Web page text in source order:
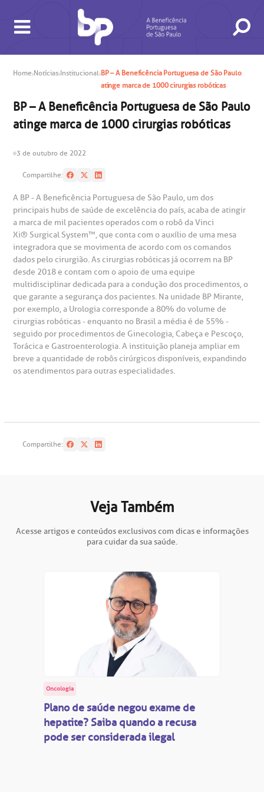
BUSCA
CONSULTAS E EXAMES
de consultas e exames
in antecipado
de exames
de Exames
ATENDIMENTO 24H
SAC
A BP conta com você para melhorar sempre a qualidade do
atendimento e dos serviços prestados.
A Ouvidoria e SAC são canais para você, cliente da BP, tirar
suas dúvidas, registrar suas reclamações ou fazer elogios
relacionados ao nosso atendimento e aos nossos serviços.
Horário de atendimento: 2ª a 6ª feira das 7h às 18h
(11)3505-1000
ouvidoria@bp.org.br
CONHEÇA AS UNIDADES
Saiba mais
Endereço:
Rua Maestro Cardim, 769
CEP: 01323-001 | Bela Vista
São Paulo - SP
BP Mirante
Saiba mais
R. Martiniano de Carvalho, 965
CEP: 01323-001 | Bela Vista
INSTITUCIONAL
e Pesquisa
do médico
de conduta
Financeiras
social da BP
corporativa
a BP
de Benchmarking
NOSSOS SERVIÇOS
Telemedicina BP
Teleinterconsulta
INFORMAÇÕES ÚTEIS
de atendimento
de Infarto SUS
de Visita
socorro
de cópia de prontuário médico
Cirurgia
de Sangue
ESPECIALIDADES
de Oncologia e Hematologia
de Excelência em Neurologia e
de Excelência em Ortopedia
especialidades
Home Notícias InstitucionalBP – A Beneficência Portuguesa de São Paulo
atinge marca de 1000 cirurgias robóticas​
BP – A Beneficência Portuguesa de São Paulo
atinge marca de 1000 cirurgias robóticas​
3 de outubro de 2022
Compartilhe:
A BP - A Beneficência Portuguesa de São Paulo, um dos
principais hubs de saúde de excelência do país, acaba de atingir
a marca de mil pacientes operados com o robô da Vinci
Xi®️ Surgical System™️, que conta com o auxílio de uma mesa
integradora que se movimenta de acordo com os comandos
dados pelo cirurgião. As cirurgias robóticas já ocorrem na BP
desde 2018 e contam com o apoio de uma equipe
multidisciplinar dedicada para a condução dos procedimentos, o
que garante a segurança dos pacientes. Na unidade BP Mirante,
por exemplo, a Urologia corresponde a 80% do volume de
cirurgias robóticas - enquanto no Brasil a média é de 55% -
seguido por procedimentos de Ginecologia, Cabeça e Pescoço,
Torácica e Gastroenterologia. A instituição planeja ampliar em
breve a quantidade de robôs cirúrgicos disponíveis, expandindo
os atendimentos para outras especialidades.
Compartilhe:
Veja Também
Acesse artigos e conteúdos exclusivos com dicas e informações
para cuidar da sua saúde.
Oncologia
Plano de saúde negou exame de
hepatite? Saiba quando a recusa
pode ser considerada ilegal